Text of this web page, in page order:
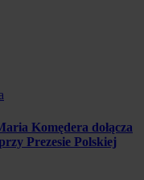
Komędera dołącza
Prezesie Polskiej